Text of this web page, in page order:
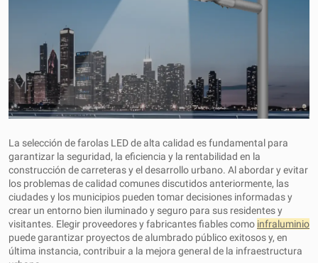
La selección de farolas LED de alta calidad es fundamental para
garantizar la seguridad, la eficiencia y la rentabilidad en la
construcción de carreteras y el desarrollo urbano. Al abordar y evitar
los problemas de calidad comunes discutidos anteriormente, las
ciudades y los municipios pueden tomar decisiones informadas y
crear un entorno bien iluminado y seguro para sus residentes y
visitantes. Elegir proveedores y fabricantes fiables como infraluminio
puede garantizar proyectos de alumbrado público exitosos y, en
última instancia, contribuir a la mejora general de la infraestructura